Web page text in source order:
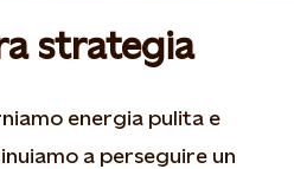
strategia
energia pulita e
a perseguire un